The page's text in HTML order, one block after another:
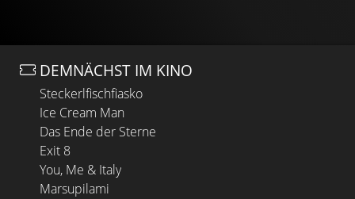
DEMNÄCHST IM KINO
Steckerlfischfiasko
Ice Cream Man
Das Ende der Sterne
Exit 8
You, Me & Italy
Marsupilami